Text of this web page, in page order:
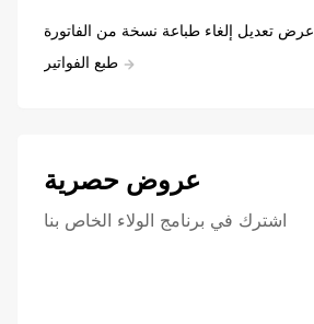
عرض تعديل إلغاء طباعة نسخة من الفاتورة
طبع الفواتير
عروض حصرية
اشترك في برنامج الولاء الخاص بنا